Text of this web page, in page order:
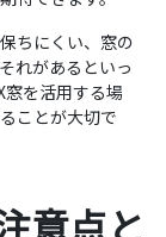
ちにくい、窓の
れがあるといっ
を活用する場
ことが大切で
意点と